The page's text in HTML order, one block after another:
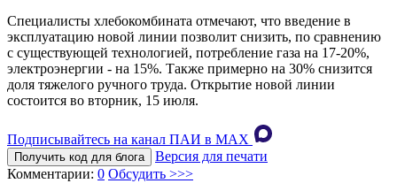
Специалисты хлебокомбината отмечают, что введение в
эксплуатацию новой линии позволит снизить, по сравнению
с существующей технологией, потребление газа на 17-20%,
электроэнергии - на 15%. Также примерно на 30% снизится
доля тяжелого ручного труда. Открытие новой линии
состоится во вторник, 15 июля.
Подписывайтесь на канал ПАИ в MAХ
Получить код для блога
Версия для печати
Комментарии: 0 Обсудить >>>